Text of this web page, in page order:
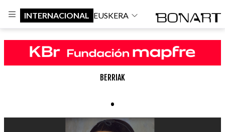
INTERNACIONAL EUSKERA
BERRIAK
.